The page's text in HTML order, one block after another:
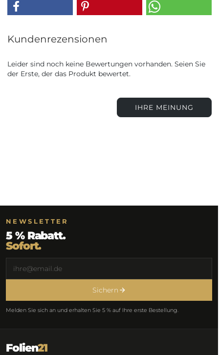
Kundenrezensionen
Leider sind noch keine Bewertungen vorhanden. Seien Sie
der Erste, der das Produkt bewertet.
IHRE MEINUNG
NEWSLETTER
5 % Rabatt.
Sofort.
Sichern
Melden Sie sich an und erhalten Sie 5 % auf Ihre erste Bestellung.
Folien21